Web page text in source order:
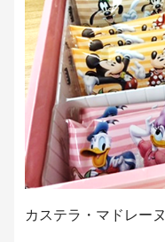
カステラ・マドレーヌ